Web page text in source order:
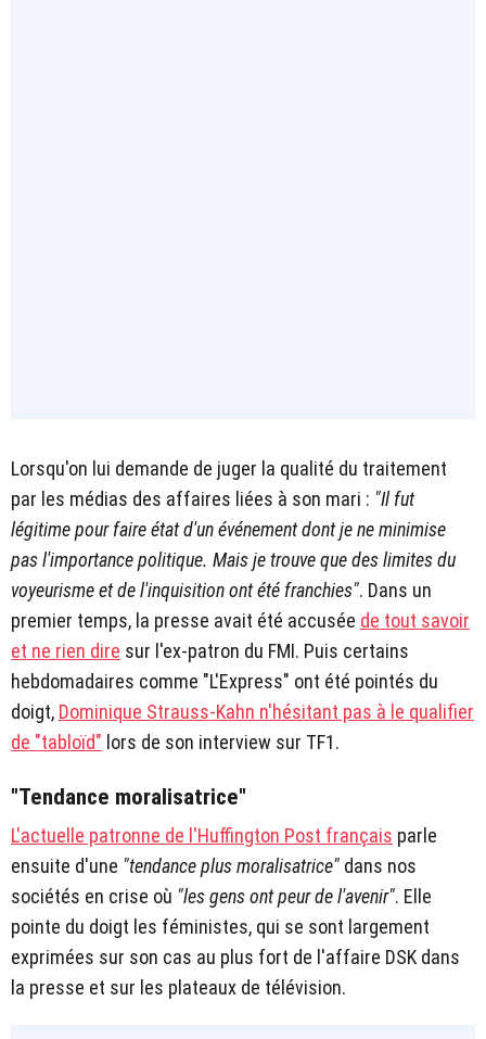
Lorsqu'on lui demande de juger la qualité du traitement
par les médias des affaires liées à son mari : "Il fut
légitime pour faire état d'un événement dont je ne minimise
pas l'importance politique. Mais je trouve que des limites du
voyeurisme et de l'inquisition ont été franchies". Dans un
premier temps, la presse avait été accusée de tout savoir
et ne rien dire sur l'ex-patron du FMI. Puis certains
hebdomadaires comme "L'Express" ont été pointés du
doigt, Dominique Strauss-Kahn n'hésitant pas à le qualifier
de "tabloïd" lors de son interview sur TF1.
"Tendance moralisatrice"
L'actuelle patronne de l'Huffington Post français parle
ensuite d'une "tendance plus moralisatrice" dans nos
sociétés en crise où "les gens ont peur de l'avenir". Elle
pointe du doigt les féministes, qui se sont largement
exprimées sur son cas au plus fort de l'affaire DSK dans
la presse et sur les plateaux de télévision.